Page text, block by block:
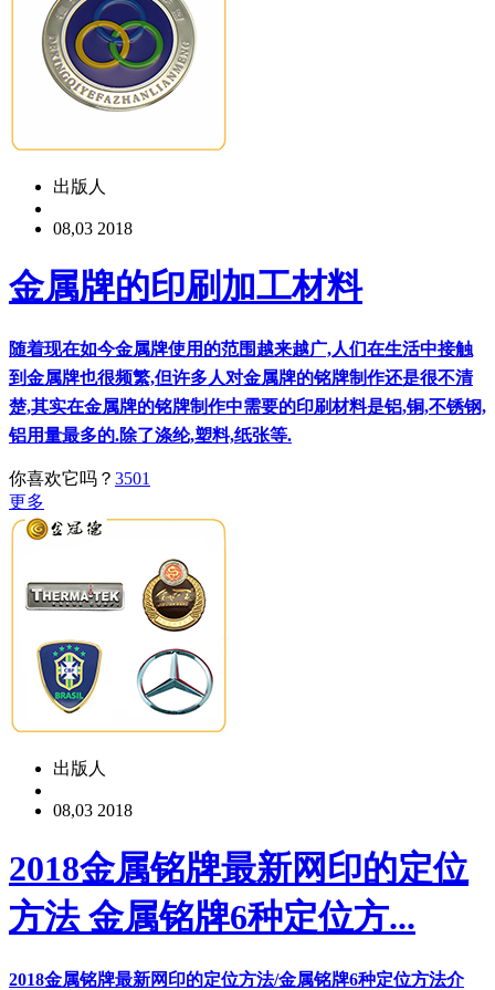
出版人
08,03 2018
金属牌的印刷加工材料
随着现在如今金属牌使用的范围越来越广,人们在生活中接触
到金属牌也很频繁,但许多人对金属牌的铭牌制作还是很不清
楚,其实在金属牌的铭牌制作中需要的印刷材料是铝,铜,不锈钢,
铝用量最多的.除了涤纶,塑料,纸张等.
你喜欢它吗？ 3501
更多
出版人
08,03 2018
2018金属铭牌最新网印的定位
方法 金属铭牌6种定位方...
2018金属铭牌最新网印的定位方法/金属铭牌6种定位方法介